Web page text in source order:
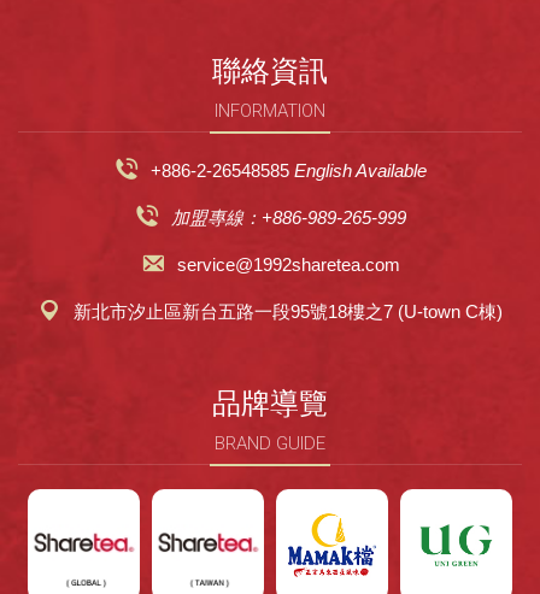
聯絡資訊
INFORMATION
+886-2-26548585 English Available
加盟專線：+886-989-265-999
service@1992sharetea.com
新北市汐止區新台五路一段95號18樓之7 (U-town C棟)
品牌導覽
BRAND GUIDE